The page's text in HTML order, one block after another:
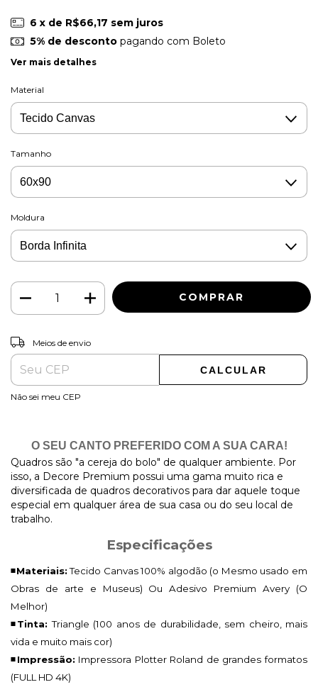
6 x de R$66,17 sem juros
5% de descontopagando com Boleto
Ver mais detalhes
Material
Tamanho
Moldura
Entregas para o CEP:
Meios de envio
CALCULAR
Não sei meu CEP
O SEU CANTO PREFERIDO COM A SUA CARA!
Quadros são "a cereja do bolo" de qualquer ambiente. Por
isso, a Decore Premium possui uma gama muito rica e
diversificada de quadros decorativos para dar aquele toque
especial em qualquer área de sua casa ou do seu local de
trabalho.
Especificações
◾Materiais:Tecido Canvas 100% algodão (o Mesmo usado em
Obras de arte e Museus) Ou Adesivo Premium Avery (O
Melhor)
◾Tinta: Triangle (100 anos de durabilidade, sem cheiro, mais
vida e muito mais cor)
◾Impressão: Impressora Plotter Roland de grandes formatos
(FULL HD 4K)